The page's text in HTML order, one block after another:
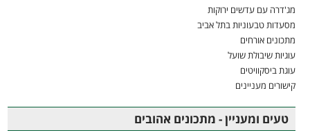
מג'דרה עם עדשים ירוקות
מסעדות טבעוניות בתל אביב
מתכונים אורחים
עוגיות שיבולת שועל
עוגת ביסקוויטים
קישורים מעניינים
טעים ומעניין - מתכונים אהובים